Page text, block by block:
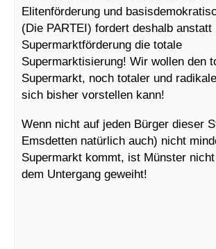
Elitenförderung und
(Die PARTEI) fordert deshalb anstatt
Supermarktförderung die totale
Supermarktisierung! Wir wollen den
Supermarkt, noch totaler und
sich bisher vorstellen kann!
Wenn nicht auf jeden Bürger dieser
Emsdetten natürlich auch) nicht
Supermarkt kommt, ist Münster
dem Untergang geweiht!